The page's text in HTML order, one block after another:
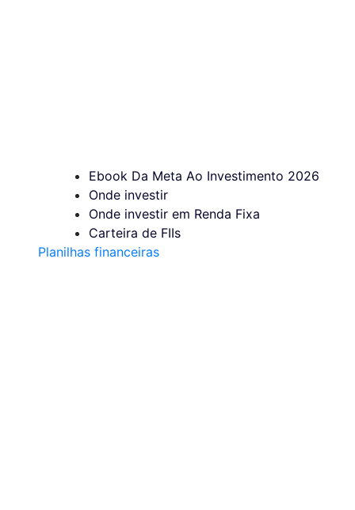
Ebook Da Meta Ao Investimento 2026
Onde investir
Onde investir em Renda Fixa
Carteira de FIIs
Planilhas financeiras